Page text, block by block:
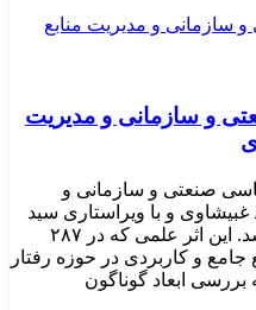
و سازمانی و مدیریت
صنعتی و سازمانی و
و با ویراستاری سید
محمدرضا حسینی علی‌آباد منتشر شد. این اثر علمی که در ۲۸۷
و کاربردی در حوزه رفتار
بررسی ابعاد گوناگون